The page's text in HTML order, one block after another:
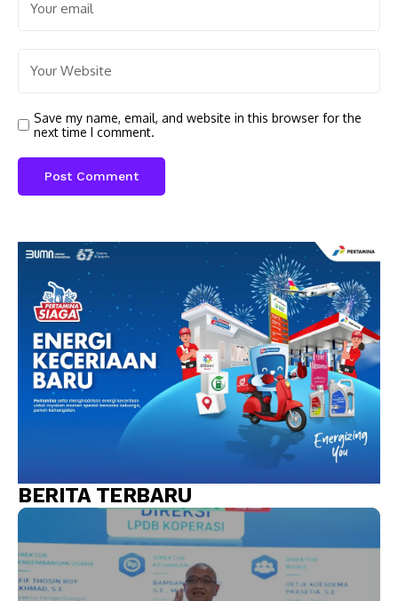
Save my name, email, and website in this browser for the
next time I comment.
BERITA TERBARU